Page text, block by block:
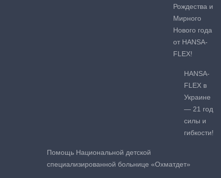
Рождества и
Мирного
Нового года
от HANSA-
FLEX!
HANSA-
FLEX в
Украине
— 21 год
силы и
гибкости!
Помощь Национальной детской
специализированной больнице «Охматдет»